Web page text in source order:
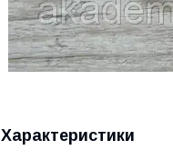
Характеристики